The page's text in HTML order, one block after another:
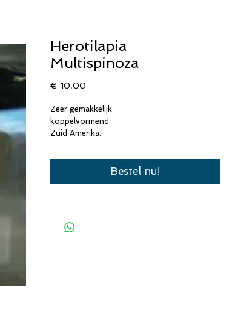
Herotilapia
Multispinoza
€ 10,00
Zeer gemakkelijk.
koppelvormend.
Zuid Amerika.
Bestel nu!